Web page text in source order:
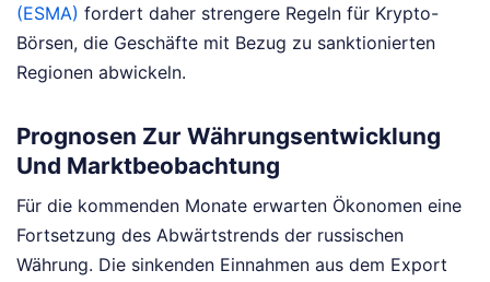
(ESMA) fordert daher strengere Regeln für Krypto-
Börsen, die Geschäfte mit Bezug zu sanktionierten
Regionen abwickeln.
Prognosen Zur Währungsentwicklung
Und Marktbeobachtung
Für die kommenden Monate erwarten Ökonomen eine
Fortsetzung des Abwärtstrends der russischen
Währung. Die sinkenden Einnahmen aus dem Export